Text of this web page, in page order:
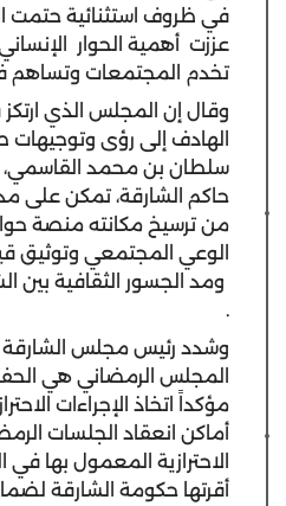
في ظروف استثنائية حتمت
عززت أهمية الحوار
تخدم المجتمعات وتساهم
وقال إن المجلس الذي
الهادف إلى رؤى وتوجيهات
سلطان بن محمد القاسمي،
حاكم الشارقة، تمكن على
من ترسيخ مكانته منصة
الوعي المجتمعي وتوثيق
ومد الجسور الثقافية بين
.
وشدد رئيس مجلس الشارقة
المجلس الرمضاني هي
مؤكداً اتخاذ الإجراءات
أماكن انعقاد الجلسات
الاحترازية المعمول بها في
أقرتها حكومة الشارقة